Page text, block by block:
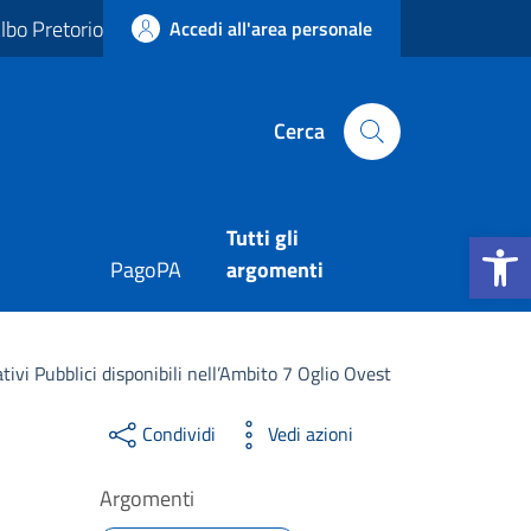
Apri la
Pretorio Accedi all'area personale
Cerca
PagoPA
Tutti gli
argomenti
Pubblici disponibili nell’Ambito 7 Oglio Ovest
Condividi Vedi azioni
Argomenti